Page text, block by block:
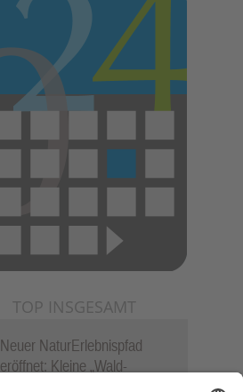
TOP INSGESAMT
Neuer NaturErlebnispfad
eröffnet: Kleine „Wald-